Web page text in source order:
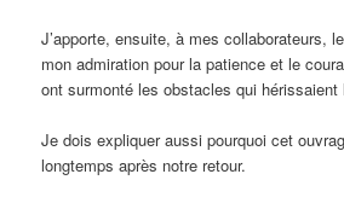
J’apporte, ensuite, à mes collaborateurs,
mon admiration pour la patience et le
ont surmonté les obstacles qui hérissaient
Je dois expliquer aussi pourquoi cet
longtemps après notre retour.